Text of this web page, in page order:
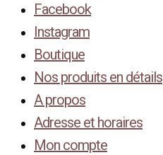
Facebook
Instagram
Boutique
Nos produits en détails
A propos
Adresse et horaires
Mon compte